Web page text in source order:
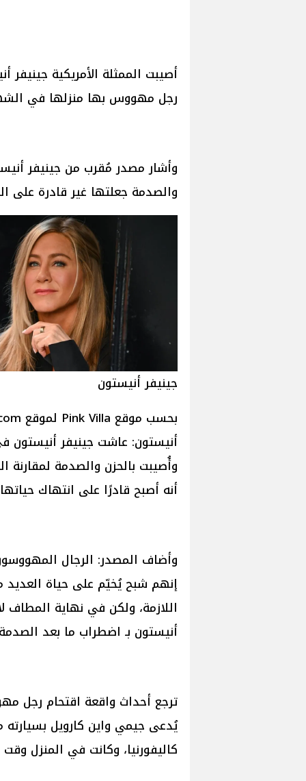
أصيبت الممثلة الأمريكية
رجل مهووس بها منزلها في
وأشار مصدر مُقرب من جينيفر
والصدمة جعلتها غير قادرة على
جينيفر أنيستون
أنيستون: عاشت جينيفر أنيستون
وأُصيبت بالحزن والصدمة لمقارنة
أنه أصبح قادرًا على انتهاك
وأضاف المصدر: الرجال
إنهم شبح يُخيّم على حياة العديد
اللازمة، ولكن في نهاية المطاف
أنيستون بـ اضطراب ما بعد
ترجع أحداث واقعة اقتحام رجل
يُدعى جيمي واين كارويل
كاليفورنيا، وكانت في المنزل